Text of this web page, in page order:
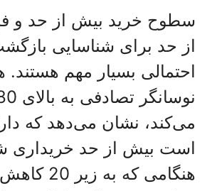
سطوح خرید بیش از حد و
از حد برای شناسایی
احتمالی بسیار مهم هستند.
می‌کند، نشان می‌دهد که
است بیش از حد خریداری
هنگامی که به